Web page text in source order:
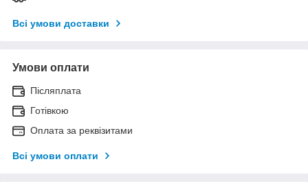
Всі умови доставки
Умови оплати
Післяплата
Готівкою
Оплата за реквізитами
Всі умови оплати